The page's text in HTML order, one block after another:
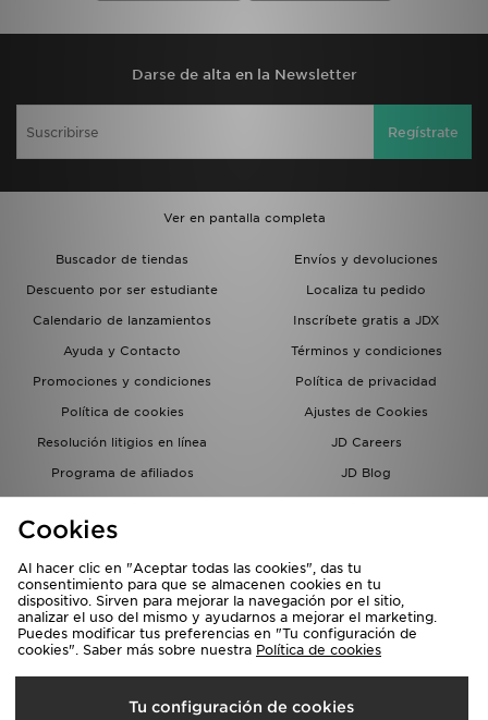
Darse de alta en la Newsletter
Regístrate
Ver en pantalla completa
Buscador de tiendas
Envíos y devoluciones
Descuento por ser estudiante
Localiza tu pedido
Calendario de lanzamientos
Inscríbete gratis a JDX
Ayuda y Contacto
Términos y condiciones
Promociones y condiciones
Política de privacidad
Política de cookies
Ajustes de Cookies
Resolución litigios en línea
JD Careers
Programa de afiliados
JD Blog
del grupo JD - Whistleblowing
Selecciona País
España
Cookies
Al hacer clic en "Aceptar todas las cookies", das tu
consentimiento para que se almacenen cookies en tu
dispositivo. Sirven para mejorar la navegación por el sitio,
analizar el uso del mismo y ayudarnos a mejorar el marketing.
Puedes modificar tus preferencias en "Tu configuración de
cookies". Saber más sobre nuestra Política de cookies
Tu configuración de cookies